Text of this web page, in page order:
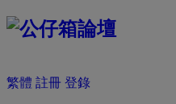
繁體 註冊 登錄